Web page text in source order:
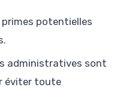
potentielles
administratives sont
éviter toute